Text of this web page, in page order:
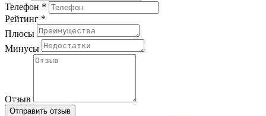
Телефон *
Рейтинг *
Плюсы
Минусы
Отзыв
Отправить отзыв